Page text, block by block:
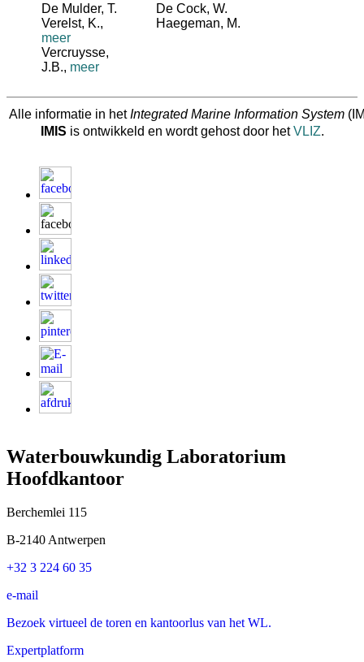
De Mulder, T.
Verelst, K.,
meer
Vercruysse,
J.B., meer
De Cock, W.
Haegeman, M.
Alle informatie in hetIntegrated Marine Information System
IMIS is ontwikkeld en wordt gehost door hetVLIZ.
Waterbouwkundig Laboratorium
Hoofdkantoor
Berchemlei 115
B-2140 Antwerpen
+32 3 224 60 35
e-mail
Bezoek virtueel de toren en kantoorlus van het WL.
Expertplatform